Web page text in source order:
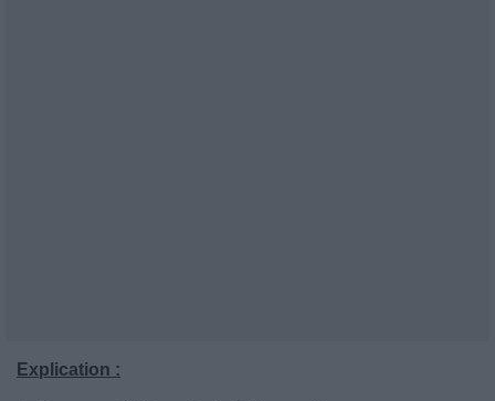
Explication :